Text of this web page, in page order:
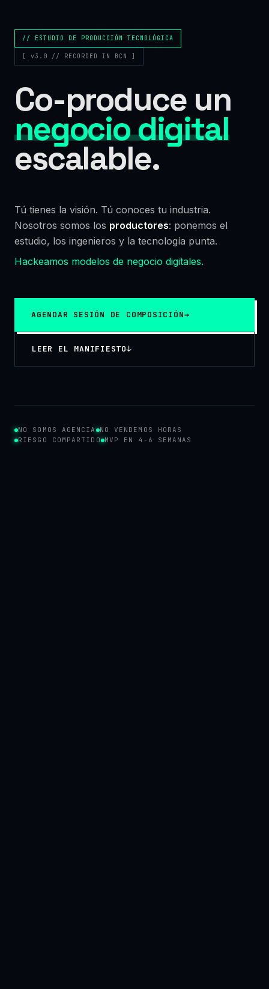
// ESTUDIO DE PRODUCCIÓN TECNOLÓGICA
[ v3.0 // RECORDED IN BCN ]
Co-produce un
negocio digital
escalable.
Tú tienes la visión. Tú conoces tu industria.
Nosotros somos los productores: ponemos el
estudio, los ingenieros y la tecnología punta.
Hackeamos modelos de negocio digitales.
AGENDAR SESIÓN DE COMPOSICIÓN→
LEER EL MANIFIESTO↓
NO SOMOS AGENCIA
NO VENDEMOS HORAS
RIESGO COMPARTIDO MVP EN 4-6 SEMANAS